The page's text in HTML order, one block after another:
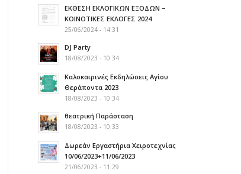
ΕΚΘΕΣΗ ΕΚΛΟΓΙΚΩΝ ΕΞΟΔΩΝ –
ΚΟΙΝΟΤΙΚΕΣ ΕΚΛΟΓΕΣ 2024
25/06/2024 - 14:31
DJ Party
18/08/2023 - 10:34
Καλοκαιρινές Εκδηλώσεις Αγίου
Θεράποντα 2023
18/08/2023 - 10:34
θεατρική Παράσταση
18/08/2023 - 10:33
Δωρεάν Εργαστήρια Χειροτεχνίας
10/06/2023+11/06/2023
21/06/2023 - 11:29